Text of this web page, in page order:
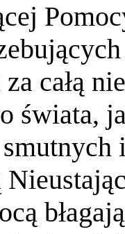
całą
świata,